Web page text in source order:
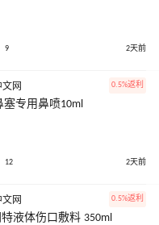
9 2天前
网 0.5%返利
塞专用鼻喷10ml
12 2天前
网 0.5%返利
液体伤口敷料 350ml